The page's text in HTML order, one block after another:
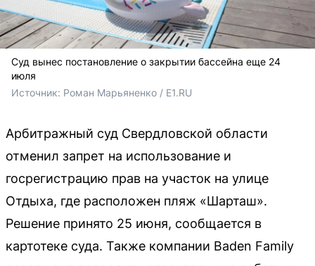
Суд вынес постановление о закрытии бассейна еще 24
июля
Источник: Роман Марьяненко / E1.RU
Арбитражный суд Свердловской области
отменил запрет на использование и
госрегистрацию прав на участок на улице
Отдыха, где расположен пляж «Шарташ».
Решение принято 25 июня, сообщается в
картотеке суда. Также компании Baden Family